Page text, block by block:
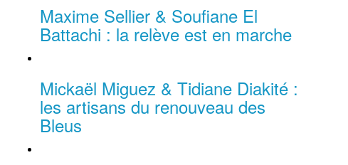
Maxime Sellier & Soufiane El
Battachi : la relève est en marche
Mickaël Miguez & Tidiane Diakité :
les artisans du renouveau des
Bleus